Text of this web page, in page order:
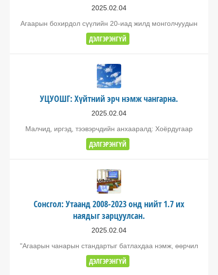
2025.02.04
Агаарын бохирдол сүүлийн 20-иад жилд монголчуудын
ДЭЛГЭРЭНГҮЙ
УЦУОШГ: Хүйтний эрч нэмж чангарна.
2025.02.04
Малчид, иргэд, тээвэрчдийн анхааралд: Хоёрдугаар
ДЭЛГЭРЭНГҮЙ
Сонсгол: Утаанд 2008-2023 онд нийт 1.7 их
наядыг зарцуулсан.
2025.02.04
"Агаарын чанарын стандартыг батлахдаа нэмж, өөрчил
ДЭЛГЭРЭНГҮЙ